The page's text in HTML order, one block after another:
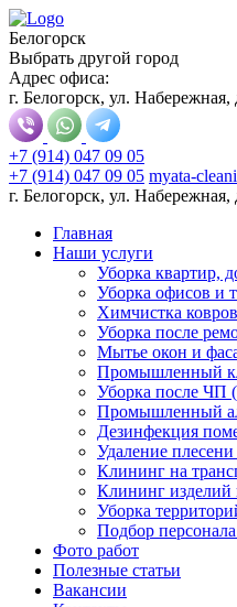
Белогорск
Выбрать другой город
Адрес офиса:
г. Белогорск, ул. Набережная,
+7 (914) 047 09 05
+7 (914) 047 09 05 myata-
г. Белогорск, ул. Набережная,
Главная
Наши услуги
Уборка квартир,
Уборка офисов и
Химчистка
Уборка после
Мытье окон и
Промышленный
Уборка после ЧП
Промышленный
Дезинфекция
Удаление плесени
Клининг на
Клининг изделий
Уборка
Подбор
Фото работ
Полезные статьи
Вакансии